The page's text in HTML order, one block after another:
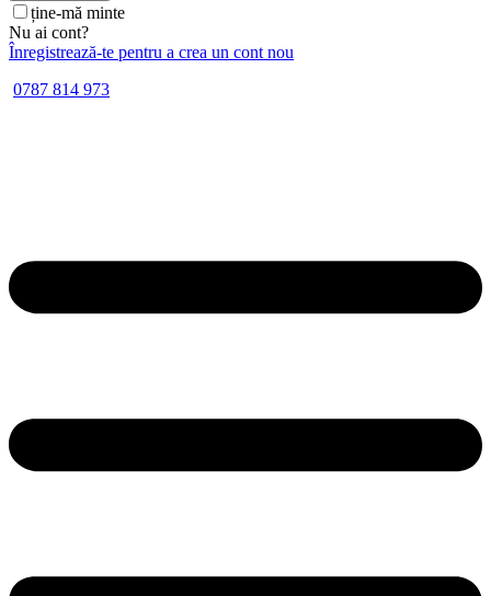
ține-mă minte
Nu ai cont?
Înregistrează-te pentru a crea un cont nou
0787 814 973